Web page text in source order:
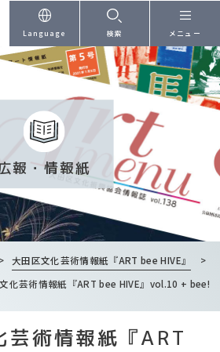
本文へ
Language 検索 メニュー
報・情報紙
> 大田区文化芸術情報紙『ART bee HIVE』
>
化芸術情報紙『ART bee HIVE』vol.10 + bee!
芸術情報紙『ART